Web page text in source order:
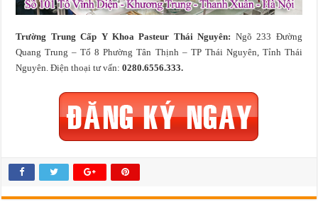
Trường Trung Cấp Y Khoa Pasteur Thái Nguyên: Ngõ 233 Đường
Quang Trung – Tổ 8 Phường Tân Thịnh – TP Thái Nguyên, Tỉnh Thái
Nguyên. Điện thoại tư vấn:0280.6556.333.